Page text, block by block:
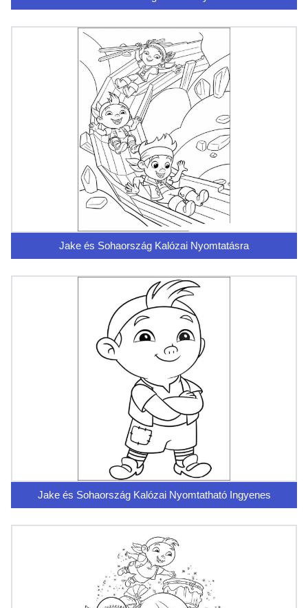
Jake és Sohaország Kalózai Nyomtatásra
Jake és Sohaország Kalózai Nyomtatható Ingyenes